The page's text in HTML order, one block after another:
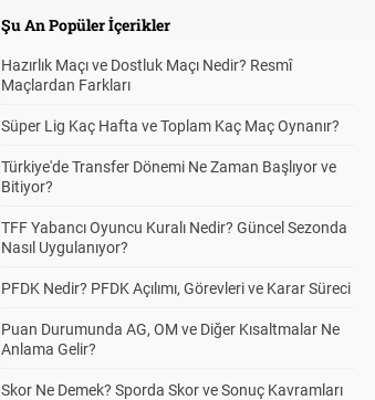
Şu An Popüler İçerikler
Hazırlık Maçı ve Dostluk Maçı Nedir? Resmî
Maçlardan Farkları
Süper Lig Kaç Hafta ve Toplam Kaç Maç Oynanır?
Türkiye'de Transfer Dönemi Ne Zaman Başlıyor ve
Bitiyor?
TFF Yabancı Oyuncu Kuralı Nedir? Güncel Sezonda
Nasıl Uygulanıyor?
PFDK Nedir? PFDK Açılımı, Görevleri ve Karar Süreci
Puan Durumunda AG, OM ve Diğer Kısaltmalar Ne
Anlama Gelir?
Skor Ne Demek? Sporda Skor ve Sonuç Kavramları